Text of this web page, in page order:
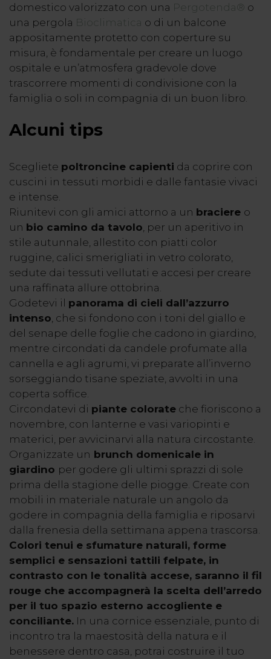
domestico valorizzato con una Pergotenda® o
una pergola Bioclimatica o di un balcone
appositamente protetto con coperture su
misura, è fondamentale per creare un luogo
ospitale e un’atmosfera gradevole dove
trascorrere momenti di condivisione con la
famiglia o soli in compagnia di un buon libro.
Alcuni tips
Scegliete poltroncine capienti da coprire con
cuscini in tessuti morbidi e dalle fantasie vivaci
e intense.
Riunitevi con gli amici attorno a un braciere o
un bio camino da tavolo , per un aperitivo in
stile autunnale, allestito con piatti color
ruggine, calici smerigliati in vetro colorato,
sedute dai tessuti vellutati e accesi per creare
una raffinata allure ottobrina.
Godetevi il panorama di cieli dall’azzurro
intenso , che si fondono con i toni del giallo e
del senape delle foglie che cadono in giardino,
mentre circondati da candele profumate alla
cannella e agli agrumi, vi preparate all’inverno
sorseggiando tisane speziate, avvolti in una
coperta soffice.
Circondatevi di piante colorate che fioriscono a
novembre, con lanterne e vasi variopinti e
materici, per avvicinarvi alla natura circostante.
Organizzate un brunch domenicale in
giardino per godere gli ultimi sprazzi di sole
prima della stagione delle piogge. Create con
mobili in materiale naturale un angolo da
godere in compagnia della famiglia e riposarvi
dalla frenesia della settimana appena trascorsa.
Colori tenui e sfumature naturali, forme
semplici e sensazioni tattili felpate, in
contrasto con le tonalità accese, saranno il fil
rouge che accompagnerà la scelta dell’arredo
per il tuo spazio esterno accogliente e
conciliante. In una cornice essenziale, punto di
incontro tra la maestosità della natura e il
benessere dentro casa, potrai costruire il tuo